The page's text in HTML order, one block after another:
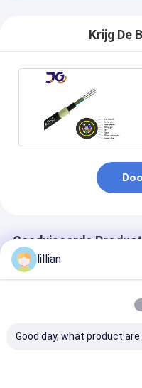
Krijg De
Geadviseerde
lillian
Good day, what product